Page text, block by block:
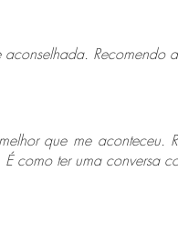
Recomendo
que me aconteceu.
como ter uma conversa